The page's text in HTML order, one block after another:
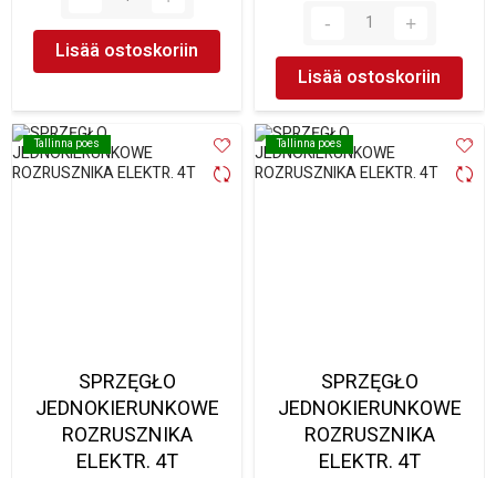
Lisää ostoskoriin
Lisää ostoskoriin
Tallinna poes
Tallinna poes
SPRZĘGŁO
JEDNOKIERUNKOWE
ROZRUSZNIKA
ELEKTR. 4T
Tallinna poes
Tallinna poes
SPRZĘGŁO
JEDNOKIERUNKOWE
ROZRUSZNIKA
ELEKTR. 4T